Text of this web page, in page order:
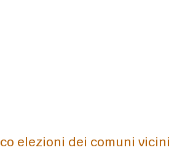
elezioni dei comuni vicini